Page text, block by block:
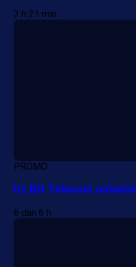
3 h 21 min
PROMO
Uz BH Telecom
6 dan 6 h